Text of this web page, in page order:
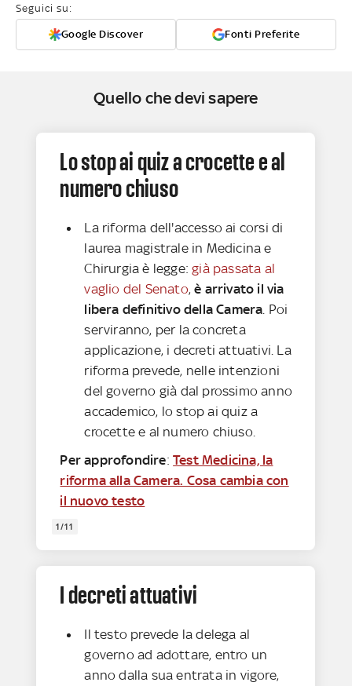
Seguici su:
Google Discover Fonti Preferite
Quello che devi sapere
Lo stop ai quiz a crocette e al
numero chiuso
La riforma dell'accesso ai corsi di
laurea magistrale in Medicina e
Chirurgia è legge:già passata al
vaglio del Senato,è arrivato il via
libera definitivo della Camera . Poi
serviranno, per la concreta
applicazione, i decreti attuativi. La
riforma prevede, nelle intenzioni
del governo già dal prossimo anno
accademico, lo stop ai quiz a
crocette e al numero chiuso.
Per approfondire:Test Medicina, la
riforma alla Camera. Cosa cambia con
il nuovo testo
1/11
I decreti attuativi
Il testo prevede la delega al
governo ad adottare, entro un
anno dalla sua entrata in vigore,